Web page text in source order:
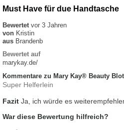
Must Have für due Handtasche
Bewertet vor 3 Jahren
von Kristin
aus Brandenb
Bewertet auf
marykay.de/
Kommentare zu Mary Kay® Beauty
Super Helferlein
Fazit Ja, ich würde es
War diese Bewertung hilfreich?